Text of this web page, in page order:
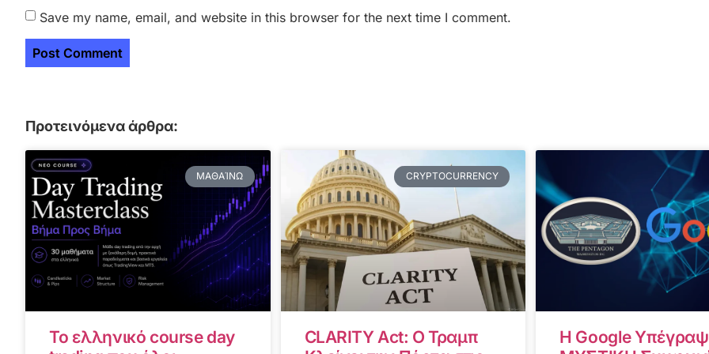
Save my name, email, and website in this browser for the next time I comment.
Προτεινόμενα άρθρα:
ΜΑΘΑΊΝΩ
Το ελληνικό course day
CRYPTOCURRENCY
CLARITY Act: Ο Τραμπ
Η Google